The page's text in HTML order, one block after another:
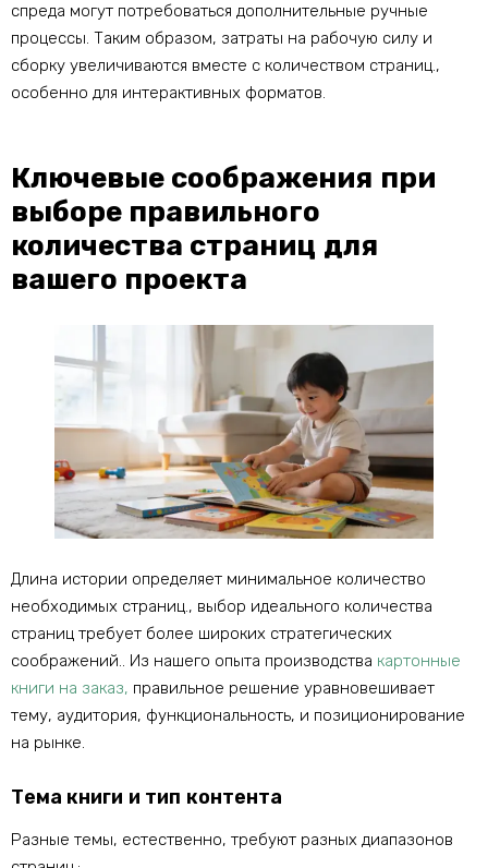
спреда могут потребоваться дополнительные ручные
процессы. Таким образом, затраты на рабочую силу и
сборку увеличиваются вместе с количеством страниц.,
особенно для интерактивных форматов.
Ключевые соображения при
выборе правильного
количества страниц для
вашего проекта
Длина истории определяет минимальное количество
необходимых страниц., выбор идеального количества
страниц требует более широких стратегических
соображений.. Из нашего опыта производства картонные
книги на заказ, правильное решение уравновешивает
тему, аудитория, функциональность, и позиционирование
на рынке.
Тема книги и тип контента
Разные темы, естественно, требуют разных диапазонов